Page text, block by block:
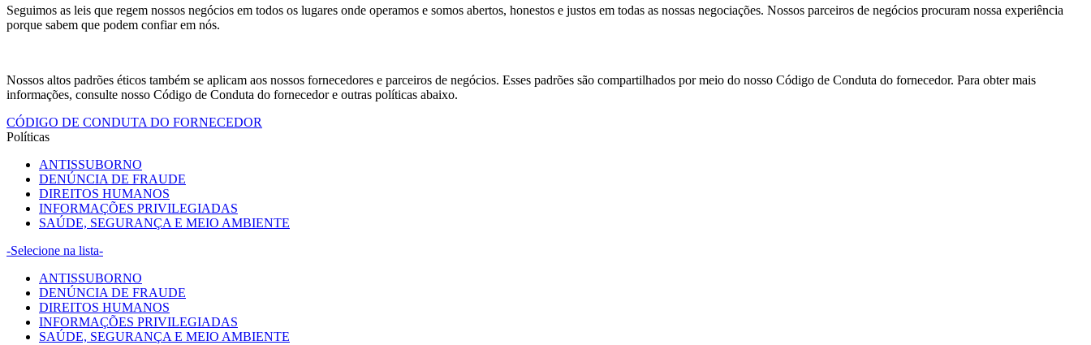
Seguimos as leis que regem nossos negócios em todos os lugares onde operamos e somos abertos, honestos e justos em todas as nossas negociações. Nossos parceiros de negócios procuram nossa experiência
porque sabem que podem confiar em nós.
Nossos altos padrões éticos também se aplicam aos nossos fornecedores e parceiros de negócios. Esses padrões são compartilhados por meio do nosso Código de Conduta do fornecedor. Para obter mais
informações, consulte nosso Código de Conduta do fornecedor e outras políticas abaixo.
CÓDIGO DE CONDUTA DO FORNECEDOR
Políticas
ANTISSUBORNO
DENÚNCIA DE FRAUDE
DIREITOS HUMANOS
INFORMAÇÕES PRIVILEGIADAS
SAÚDE, SEGURANÇA E MEIO AMBIENTE
-Selecione na lista-
ANTISSUBORNO
DENÚNCIA DE FRAUDE
DIREITOS HUMANOS
INFORMAÇÕES PRIVILEGIADAS
SAÚDE, SEGURANÇA E MEIO AMBIENTE